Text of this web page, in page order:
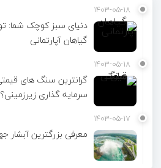
1403-05-18
دنیای سبز کوچک شما:
گیاهان آپارتمانی
1403-05-18
گرانترین سنگ های
سرمایه گذاری زیرزمینی؟
1403-05-17
معرفی بزرگترین